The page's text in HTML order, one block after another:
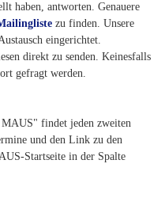
haben, antworten. Genauere
zu finden. Unsere
eingerichtet.
direkt zu senden. Keinesfalls
gefragt werden.
findet jeden zweiten
und den Link zu den
Startseite in der Spalte